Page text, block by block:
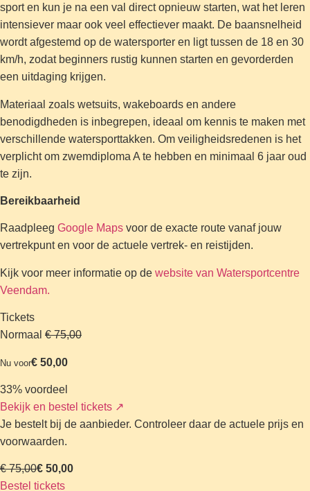
sport en kun je na een val direct opnieuw starten, wat het leren
intensiever maar ook veel effectiever maakt. De baansnelheid
wordt afgestemd op de watersporter en ligt tussen de 18 en 30
km/h, zodat beginners rustig kunnen starten en gevorderden
een uitdaging krijgen.
Materiaal zoals wetsuits, wakeboards en andere
benodigdheden is inbegrepen, ideaal om kennis te maken met
verschillende watersporttakken. Om veiligheidsredenen is het
verplicht om zwemdiploma A te hebben en minimaal 6 jaar oud
te zijn.
Bereikbaarheid
Raadpleeg Google Maps voor de exacte route vanaf jouw
vertrekpunt en voor de actuele vertrek- en reistijden.
Kijk voor meer informatie op de website van Watersportcentre
Veendam.
Tickets
Normaal € 75,00
Nu voor€ 50,00
33% voordeel
Bekijk en bestel tickets ↗
Je bestelt bij de aanbieder. Controleer daar de actuele prijs en
voorwaarden.
€ 75,00€ 50,00
Bestel tickets